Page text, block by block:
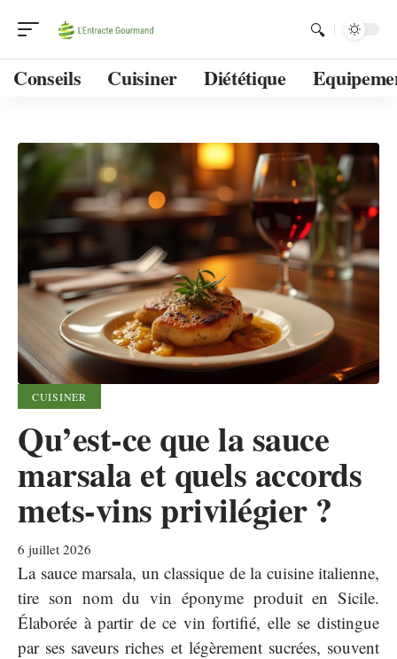
Conseils Cuisiner Diététique
CUISINER
Qu’est-ce que la sauce
marsala et quels accords
mets-vins privilégier ?
6 juillet 2026
La sauce marsala, un classique de la cuisine italienne,
tire son nom du vin éponyme produit en Sicile.
Élaborée à partir de ce vin fortifié, elle se distingue
par ses saveurs riches et légèrement sucrées, souvent